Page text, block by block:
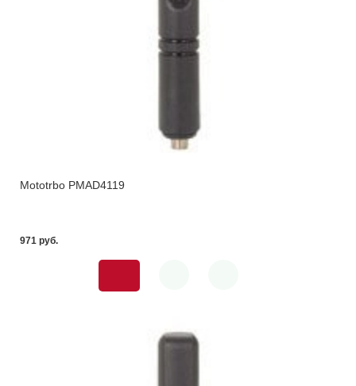
Mototrbo PMAD4119
971 pуб.